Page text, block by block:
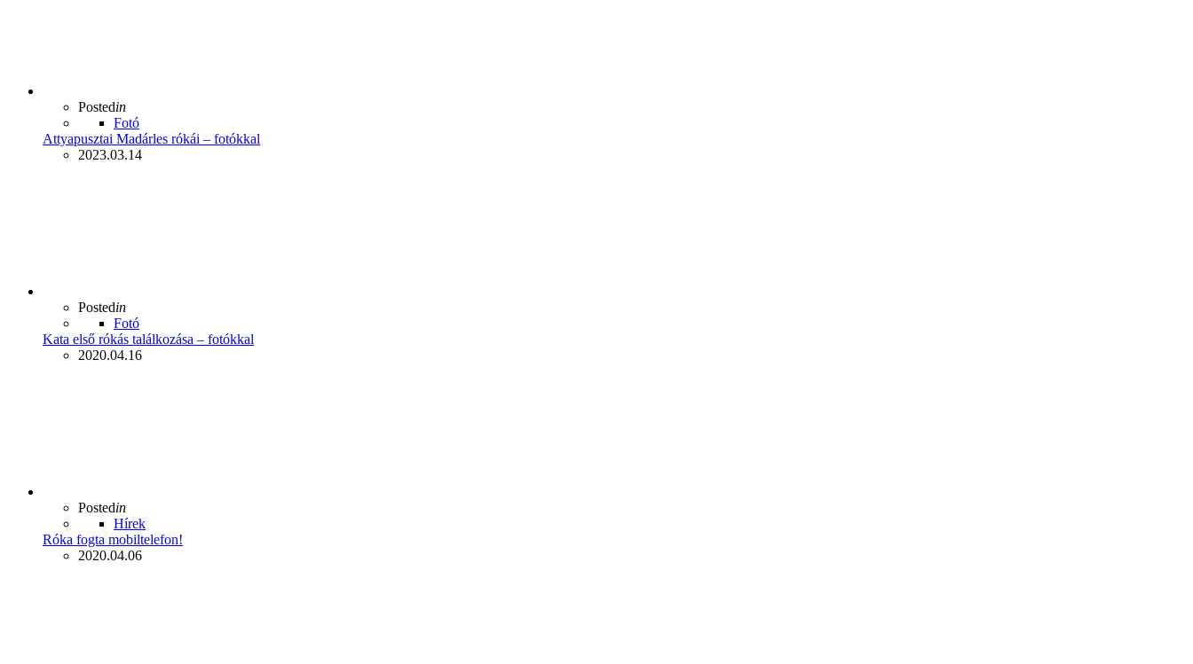
Postedin
Fotó
Attyapusztai Madárles rókái – fotókkal
2023.03.14
Postedin
Fotó
Kata első rókás találkozása – fotókkal
2020.04.16
Postedin
Hírek
Róka fogta mobiltelefon!
2020.04.06